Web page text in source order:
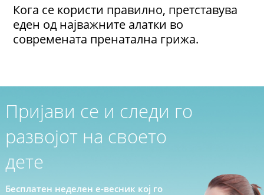
Кога се користи правилно, претставува
еден од најважните алатки во
современата пренатална грижа.
Пријави се и следи го
развојот на своето
дете
Бесплатен неделен е-весник кој го